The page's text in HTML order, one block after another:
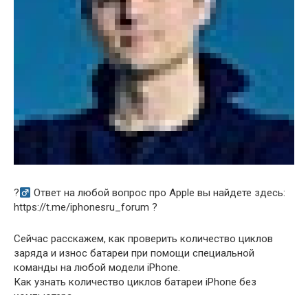
?‍
Ответ на любой вопрос про Apple вы найдете здесь:
https://t.me/iphonesru_forum ?
Сейчас расскажем, как проверить количество циклов
заряда и износ батареи при помощи специальной
команды на любой модели iPhone.
Как узнать количество циклов батареи iPhone без